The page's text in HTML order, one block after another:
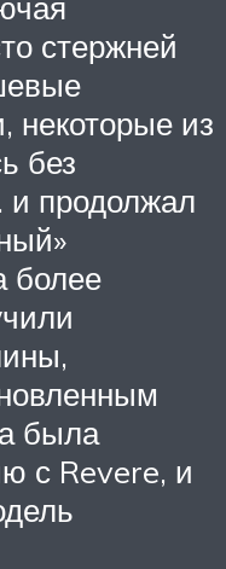
стержней
некоторые из
без
и продолжал
более
была
с Revere, и